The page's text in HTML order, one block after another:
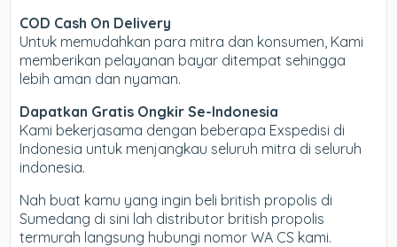
COD Cash On Delivery
Untuk memudahkan para mitra dan konsumen, Kami
memberikan pelayanan bayar ditempat sehingga
lebih aman dan nyaman.
Dapatkan Gratis Ongkir Se-Indonesia
Kami bekerjasama dengan beberapa Exspedisi di
Indonesia untuk menjangkau seluruh mitra di seluruh
indonesia.
Nah buat kamu yang ingin beli british propolis di
Sumedang di sini lah distributor british propolis
termurah langsung hubungi nomor WA CS kami.